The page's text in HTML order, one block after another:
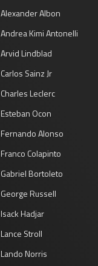
Alexander Albon
Andrea Kimi Antonelli
Arvid Lindblad
Carlos Sainz Jr
Charles Leclerc
Esteban Ocon
Fernando Alonso
Franco Colapinto
Gabriel Bortoleto
George Russell
Isack Hadjar
Lance Stroll
Lando Norris